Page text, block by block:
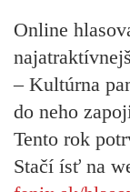
Online
– Kultúrna
do neho
Tento rok
Stačí ísť na